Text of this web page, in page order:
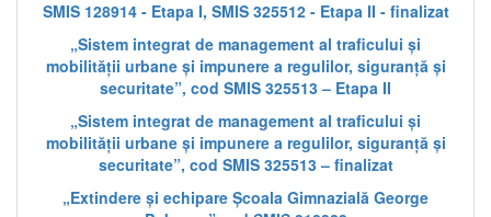
SMIS 128914 - Etapa I, SMIS 325512 - Etapa II - finalizat
„Sistem integrat de management al traficului și
mobilității urbane și impunere a regulilor, siguranță și
securitate”, cod SMIS 325513 – Etapa II
„Sistem integrat de management al traficului și
mobilității urbane și impunere a regulilor, siguranță și
securitate”, cod SMIS 325513 – finalizat
„Extindere și echipare Școala Gimnazială George